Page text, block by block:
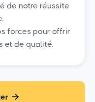
de notre réussite
forces pour offrir
et de qualité.
